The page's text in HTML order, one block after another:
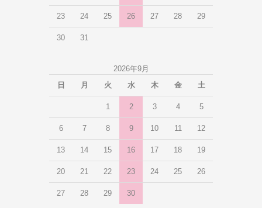
23 24 25 26 27 28 29
30 31
2026年9月
日
月 火 水 木 金 土
1 2 3 4 5
6 7 8 9 10 11 12
13 14 15 16 17 18 19
20 21 22 23 24 25 26
27 28 29 30